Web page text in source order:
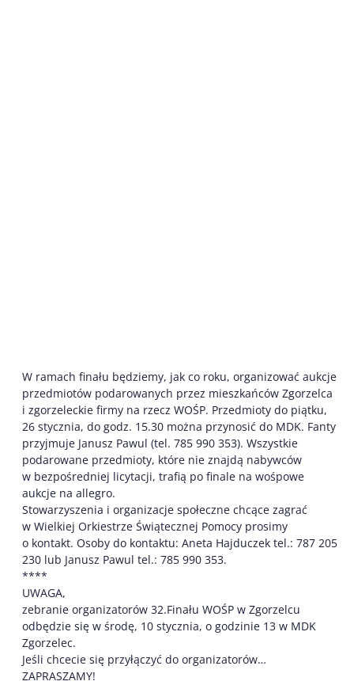
W ramach finału będziemy, jak co roku, organizować aukcje
przedmiotów podarowanych przez mieszkańców Zgorzelca
i zgorzeleckie firmy na rzecz WOŚP. Przedmioty do piątku,
26 stycznia, do godz. 15.30 można przynosić do MDK. Fanty
przyjmuje Janusz Pawul (tel. 785 990 353). Wszystkie
podarowane przedmioty, które nie znajdą nabywców
w bezpośredniej licytacji, trafią po finale na wośpowe
aukcje na allegro.
Stowarzyszenia i organizacje społeczne chcące zagrać
w Wielkiej Orkiestrze Świątecznej Pomocy prosimy
o kontakt. Osoby do kontaktu: Aneta Hajduczek tel.: 787 205
230 lub Janusz Pawul tel.: 785 990 353.
****
UWAGA,
zebranie organizatorów 32.Finału WOŚP w Zgorzelcu
odbędzie się w środę, 10 stycznia, o godzinie 13 w MDK
Zgorzelec.
Jeśli chcecie się przyłączyć do organizatorów…
ZAPRASZAMY!